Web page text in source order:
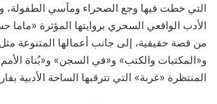
التي خطت فيها وجع الصحراء ومآسي الطفولة،
الأدب الواقعي السحري بروايتها المؤثرة «ماما
من قصة حقيقية، إلى جانب أعمالها المتنوعة
و«المكتبات والكتب» و«في السجن» و«بُناة
المنتظرة «غربة» التي تترقبها الساحة الأدبية